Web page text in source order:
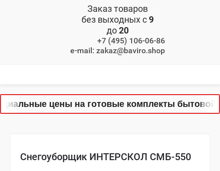
Заказ товаров
без выходных с9
до20
+7 (495) 106-06-86
e-mail: zakaz@baviro.shop
цены на готовые комплекты бытовой
Снегоуборщик ИНТЕРСКОЛ СМБ-550